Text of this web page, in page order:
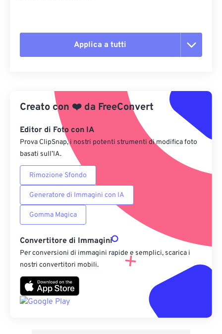
Applica a tutti
Applica da preimpostazione
Salva come predefinito
Creato con ❤️ da FreeConvert
Editor di Foto con IA
Prova ClipSnap, i nostri potenti strumenti di modifica foto
basati sull’IA.
Rimozione Sfondo
Generatore di Immagini con IA
Gomma Magica
Convertitore di Immagini
Per conversioni di immagini rapide e semplici, scarica i
nostri convertitori mobili.